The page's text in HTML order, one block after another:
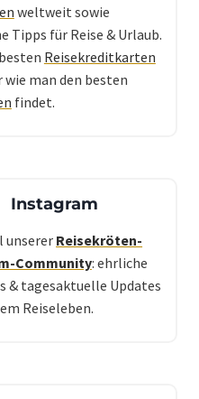
weltweit sowie
Tipps für Reise & Urlaub.
Reisekreditkarten
wie man den besten
findet.
Instagram
unserer Reisekröten-
Community: ehrliche
& tagesaktuelle Updates
Reiseleben.